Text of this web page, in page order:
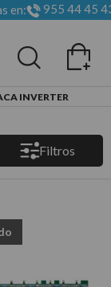
en: 955 44 45
INVERTER
Filtros